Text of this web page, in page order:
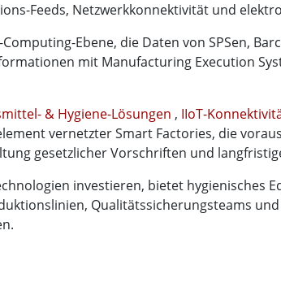
Feeds, Netzwerkkonnektivität und
Ebene, die Daten von SPSen,
mit Manufacturing Execution
& Hygiene-Lösungen , IIoT-
vernetzter Smart Factories, die
gesetzlicher Vorschriften und
investieren, bietet hygienisches
Qualitätssicherungsteams